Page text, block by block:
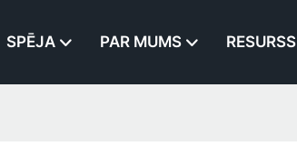
SPĒJA PAR MUMS RESURSS